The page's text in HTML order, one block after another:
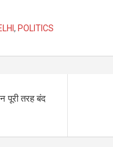
, POLITICS
पूरी तरह बंद